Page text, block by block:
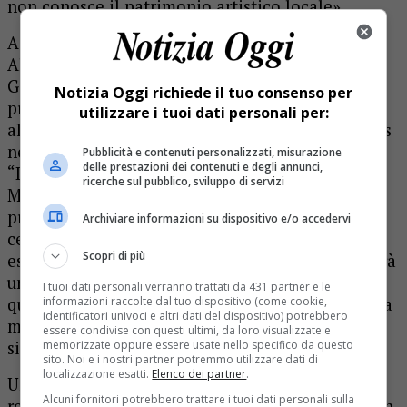
non conosce il patrimonio artistico locale».
A curare la rassegna saranno l’ideatore
Alessandro Dealberto, fotografo varallese, e
Giovanni Magnoli, in arte ReFreshInk, artista e
protagonista di molti eventi e festival in Italia e
all’estero, che di recente ha realizzato un murales
nel quartiere La Défense di Parigi. Il celebre
“David” del Tanzio verrà realizzato da Ravo
Mattoni (che di recente è stato in città per un
primo sopralluogo) sul muro di un palazzo in
centro a Varallo: «Dobbiamo solo decidere
esattamente dove e quando – dice Botta -, ma sarà
un’opera grandiosa, di dieci per dodici metri
quadrati, che l’artista realizzerà completamente a
mano con le bombolette spray e che, ne sono
sicuro, lascerà tutti a bocca aperta».
Un progetto che non si fermerà a questa prima
Notizia Oggi richiede il tuo consenso per
utilizzare i tuoi dati personali per:
Pubblicità e contenuti personalizzati, misurazione
delle prestazioni dei contenuti e degli annunci,
ricerche sul pubblico, sviluppo di servizi
Archiviare informazioni su dispositivo e/o accedervi
Scopri di più
I tuoi dati personali verranno trattati da 431 partner e le
informazioni raccolte dal tuo dispositivo (come cookie,
identificatori univoci e altri dati del dispositivo) potrebbero
essere condivise con questi ultimi, da loro visualizzate e
memorizzate oppure essere usate nello specifico da questo
sito. Noi e i nostri partner potremmo utilizzare dati di
localizzazione esatti. Elenco dei partner.
Alcuni fornitori potrebbero trattare i tuoi dati personali sulla